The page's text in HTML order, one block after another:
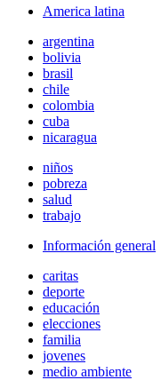
America latina
argentina
bolivia
brasil
chile
colombia
cuba
nicaragua
niños
pobreza
salud
trabajo
Información general
caritas
deporte
educación
elecciones
familia
jovenes
medio ambiente